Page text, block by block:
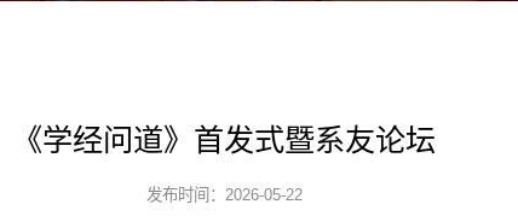
《学经问道》首发式暨系友论坛
发布时间：2026-05-22